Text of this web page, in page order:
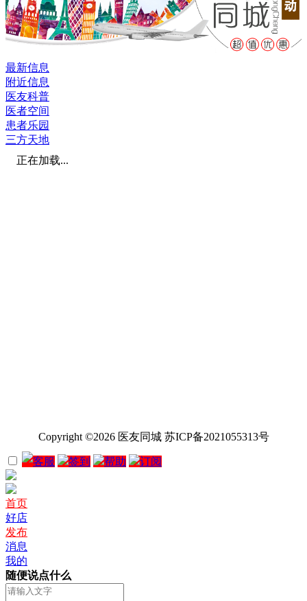
最新信息
附近信息
医友科普
医者空间
患者乐园
三方天地
正在加载...
Copyright ©2026 医友同城 苏ICP备2021055313号
客服 签到 帮助 订阅
首页
好店
发布
消息
我的
随便说点什么